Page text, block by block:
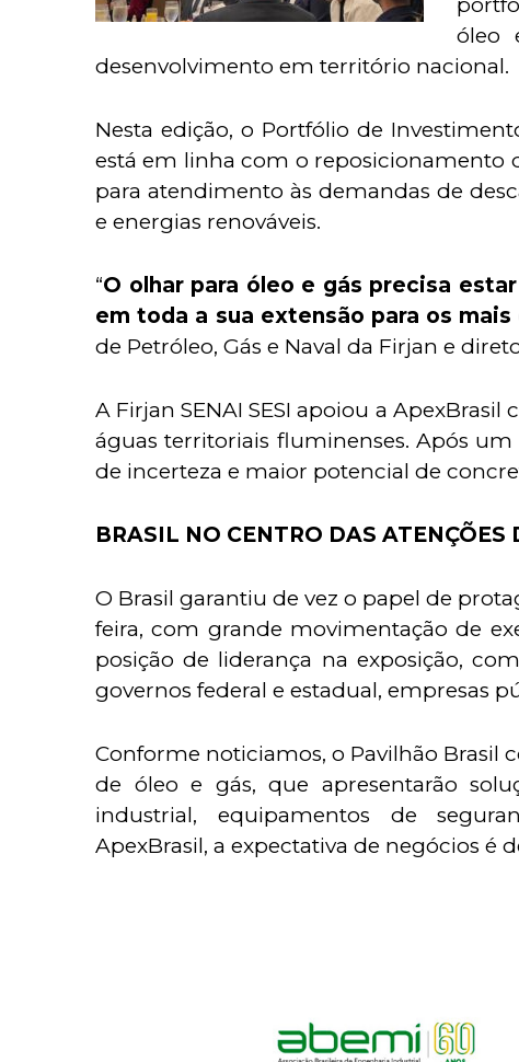
óleo
desenvolvimento em território nacional.
Nesta edição, o Portfólio de
está em linha com o reposicionamento
para atendimento às demandas de
e energias renováveis.
“O olhar para óleo e gás precisa
em toda a sua extensão para os
de Petróleo, Gás e Naval da Firjan e
A Firjan SENAI SESI apoiou a
águas territoriais fluminenses. Após
de incerteza e maior potencial de
BRASIL NO CENTRO DAS ATENÇÕES
O Brasil garantiu de vez o papel de
feira, com grande movimentação de
posição de liderança na exposição,
governos federal e estadual, empresas
Conforme noticiamos, o Pavilhão Brasil
de óleo e gás, que apresentarão
industrial, equipamentos de
ApexBrasil, a expectativa de negócios é